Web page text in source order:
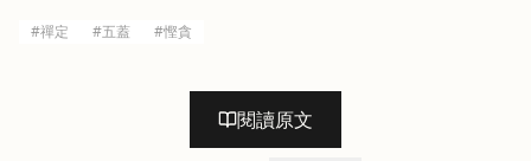
#禪定 #五蓋 #慳貪
閱讀原文